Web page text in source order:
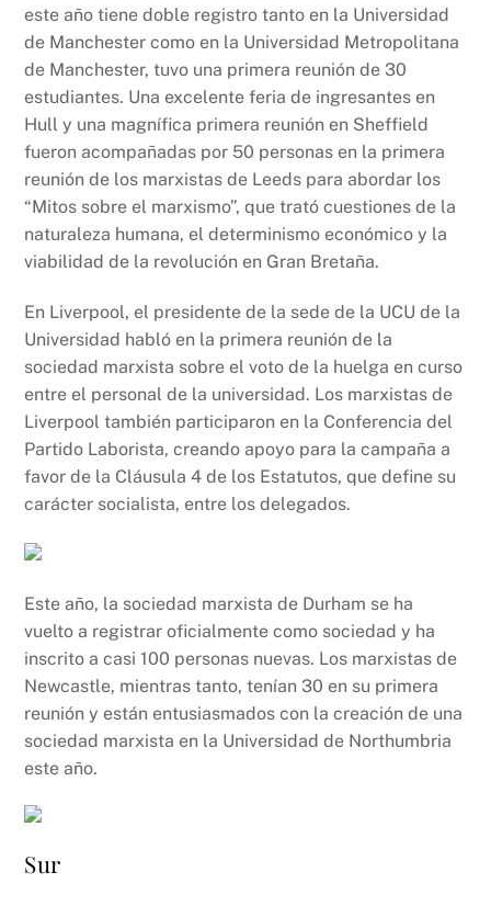
este año tiene doble registro tanto en la Universidad
de Manchester como en la Universidad Metropolitana
de Manchester, tuvo una primera reunión de 30
estudiantes. Una excelente feria de ingresantes en
Hull y una magnífica primera reunión en Sheffield
fueron acompañadas por 50 personas en la primera
reunión de los marxistas de Leeds para abordar los
“Mitos sobre el marxismo”, que trató cuestiones de la
naturaleza humana, el determinismo económico y la
viabilidad de la revolución en Gran Bretaña.
En Liverpool, el presidente de la sede de la UCU de la
Universidad habló en la primera reunión de la
sociedad marxista sobre el voto de la huelga en curso
entre el personal de la universidad. Los marxistas de
Liverpool también participaron en la Conferencia del
Partido Laborista, creando apoyo para la campaña a
favor de la Cláusula 4 de los Estatutos, que define su
carácter socialista, entre los delegados.
Este año, la sociedad marxista de Durham se ha
vuelto a registrar oficialmente como sociedad y ha
inscrito a casi 100 personas nuevas. Los marxistas de
Newcastle, mientras tanto, tenían 30 en su primera
reunión y están entusiasmados con la creación de una
sociedad marxista en la Universidad de Northumbria
este año.
Sur